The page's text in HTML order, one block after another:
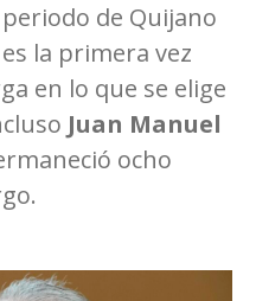
de Quijano
la primera vez
en lo que se elige
Juan Manuel
ocho